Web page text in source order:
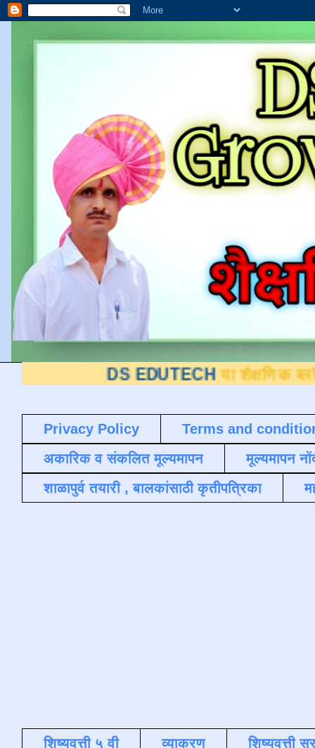
DS EDUTECH या शैक्षणिक ब्लॉगवर आपले
Privacy Policy
Terms and
अकारिक व संकलित मूल्यमापन
मूल्यमापन
शाळापुर्व तयारी , बालकांसाठी कृतीपत्रिका
शिष्यवृत्ती ५ वी व्याकरण
शिष्यवृत्ती